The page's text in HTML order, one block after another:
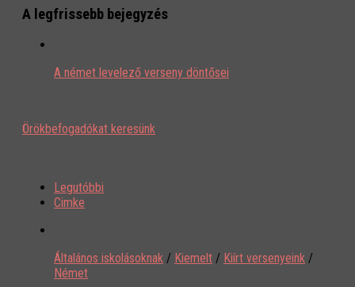
A legfrissebb bejegyzés
A német levelező verseny döntősei
Örökbefogadókat keresünk
Legutóbbi
Cimke
Általános iskolásoknak / Kiemelt / Kiírt versenyeink /
Német